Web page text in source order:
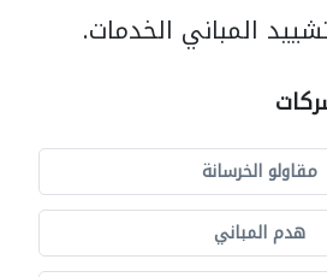
المباني الخدمات.
مقاولو الخرسانة
هدم المباني